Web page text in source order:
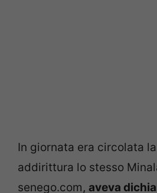
In giornata era circolata
addirittura lo stesso
senego.com, aveva